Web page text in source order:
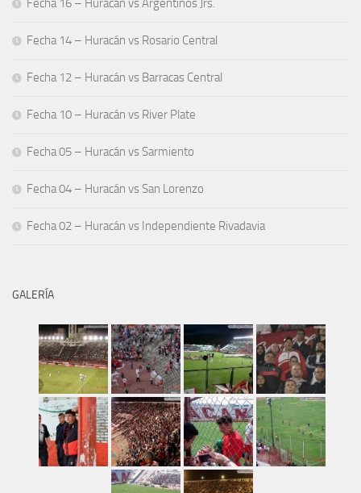
Fecha 14 – Huracán vs Rosario Central
Fecha 12 – Huracán vs Barracas Central
Fecha 10 – Huracán vs River Plate
Fecha 05 – Huracán vs Sarmiento
Fecha 04 – Huracán vs San Lorenzo
Fecha 02 – Huracán vs Independiente Rivadavia
GALERÍA